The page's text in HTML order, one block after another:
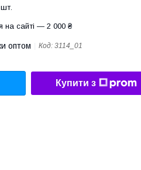
на сайті — 2 000 ₴
оптом Код: 3114_01
Купити з